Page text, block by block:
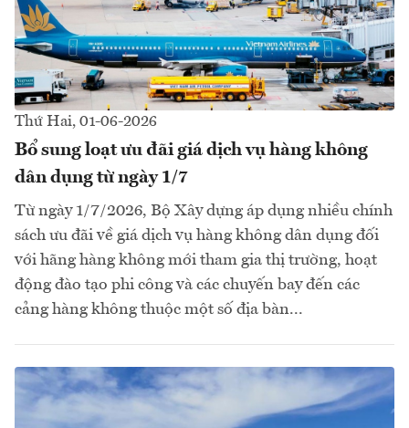
Thứ Hai, 01-06-2026
Bổ sung loạt ưu đãi giá dịch vụ hàng không
dân dụng từ ngày 1/7
Từ ngày 1/7/2026, Bộ Xây dựng áp dụng nhiều chính
sách ưu đãi về giá dịch vụ hàng không dân dụng đối
với hãng hàng không mới tham gia thị trường, hoạt
động đào tạo phi công và các chuyến bay đến các
cảng hàng không thuộc một số địa bàn...